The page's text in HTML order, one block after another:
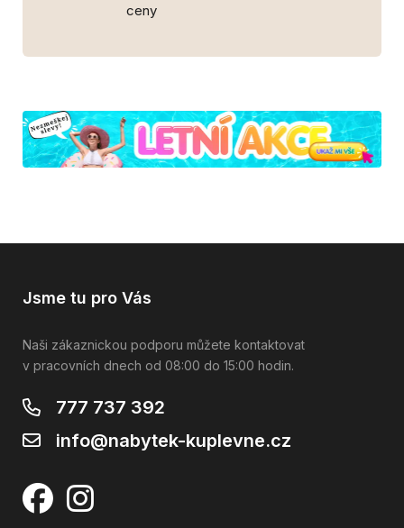
ceny
Jsme tu pro Vás
Naši zákaznickou podporu můžete kontaktovat
v pracovních dnech od 08:00 do 15:00 hodin.
777 737 392
info@nabytek-kuplevne.cz